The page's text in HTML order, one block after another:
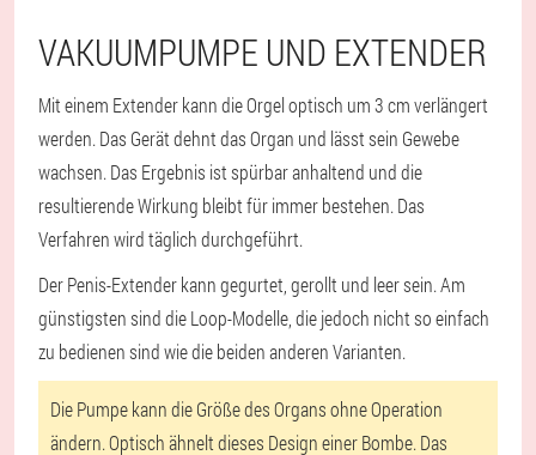
VAKUUMPUMPE UND EXTENDER
Mit einem Extender kann die Orgel optisch um 3 cm verlängert
werden. Das Gerät dehnt das Organ und lässt sein Gewebe
wachsen. Das Ergebnis ist spürbar anhaltend und die
resultierende Wirkung bleibt für immer bestehen. Das
Verfahren wird täglich durchgeführt.
Der Penis-Extender kann gegurtet, gerollt und leer sein. Am
günstigsten sind die Loop-Modelle, die jedoch nicht so einfach
zu bedienen sind wie die beiden anderen Varianten.
Die Pumpe kann die Größe des Organs ohne Operation
ändern. Optisch ähnelt dieses Design einer Bombe. Das